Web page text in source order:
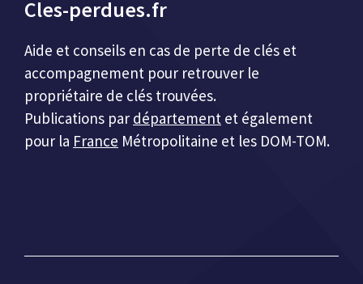
Cles-perdues.fr
Aide et conseils en cas de perte de clés et
accompagnement pour retrouver le
propriétaire de clés trouvées.
Publications par département et également
pour la France Métropolitaine et les DOM-TOM.